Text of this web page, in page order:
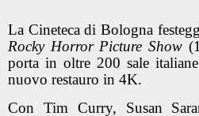
La Cineteca di Bologna
Rocky Horror Picture Show
porta in oltre 200 sale
nuovo restauro in 4K.
Con Tim Curry, Susan